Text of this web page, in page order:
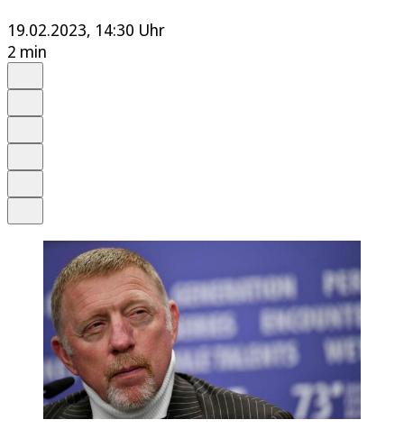
19.02.2023, 14:30 Uhr
2 min